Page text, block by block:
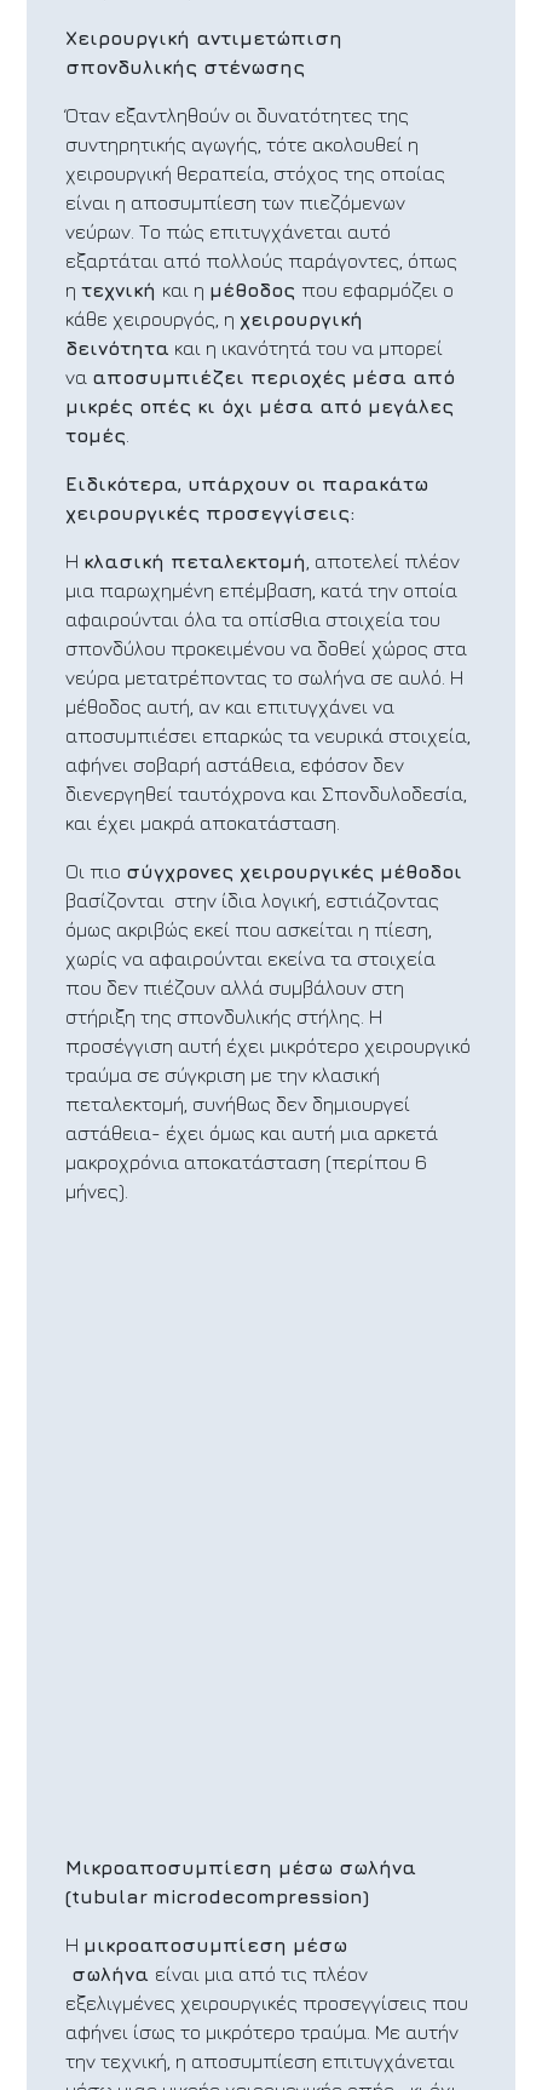
Χειρουργική αντιμετώπιση
σπονδυλικής στένωσης
Όταν εξαντληθούν οι δυνατότητες της
συντηρητικής αγωγής, τότε ακολουθεί η
χειρουργική θεραπεία, στόχος της οποίας
είναι η αποσυμπίεση των πιεζόμενων
νεύρων. Το πώς επιτυγχάνεται αυτό
εξαρτάται από πολλούς παράγοντες, όπως
ητεχνική και η μέθοδος που εφαρμόζει ο
κάθε χειρουργός, η χειρουργική
δεινότητα και η ικανότητά του να μπορεί
να αποσυμπιέζει περιοχές μέσα από
μικρές οπές κι όχι μέσα από μεγάλες
τομές
Ειδικότερα, υπάρχουν οι παρακάτω
χειρουργικές προσεγγίσεις:
Η κλασική πεταλεκτομή , αποτελεί πλέον
μια παρωχημένη επέμβαση, κατά την οποία
αφαιρούνται όλα τα οπίσθια στοιχεία του
σπονδύλου προκειμένου να δοθεί χώρος στα
νεύρα μετατρέποντας το σωλήνα σε αυλό. Η
μέθοδος αυτή, αν και επιτυγχάνει να
αποσυμπιέσει επαρκώς τα νευρικά στοιχεία,
αφήνει σοβαρή αστάθεια, εφόσον δεν
διενεργηθεί ταυτόχρονα και Σπονδυλοδεσία,
και έχει μακρά αποκατάσταση.
Οι πιο σύγχρονες χειρουργικές μέθοδοι
βασίζονται στην ίδια λογική, εστιάζοντας
όμως ακριβώς εκεί που ασκείται η πίεση,
χωρίς να αφαιρούνται εκείνα τα στοιχεία
που δεν πιέζουν αλλά συμβάλουν στη
στήριξη της σπονδυλικής στήλης. Η
προσέγγιση αυτή έχει μικρότερο χειρουργικό
τραύμα σε σύγκριση με την κλασική
πεταλεκτομή, συνήθως δεν δημιουργεί
αστάθεια- έχει όμως και αυτή μια αρκετά
μακροχρόνια αποκατάσταση (περίπου 6
μήνες).
Μικροαποσυμπίεση μέσω σωλήνα
(tubular microdecompression)
Η μικροαποσυμπίεση μέσω
σωλήνα είναι μια από τις πλέον
εξελιγμένες χειρουργικές προσεγγίσεις που
αφήνει ίσως το μικρότερο τραύμα. Με αυτήν
την τεχνική, η αποσυμπίεση επιτυγχάνεται